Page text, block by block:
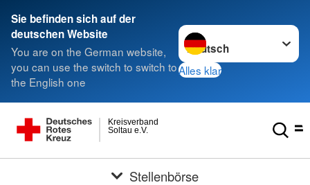
Sie befinden sich auf der
deutschen Website
You are on the German website,
you can use the switch to switch to
the English one
Sprache wechseln zu
Alles klar
Soltau e.V.
Kreisverband
Stellenbörse